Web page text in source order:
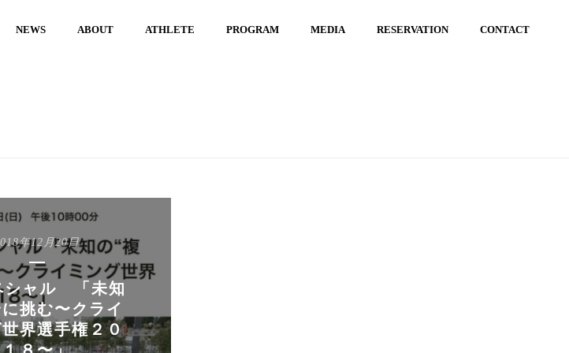
NEWS ABOUT ATHLETE PROGRAM MEDIA RESERVATION CONTACT
年12月20日
シャル 「未知
挑む〜クライ
界選手権２０